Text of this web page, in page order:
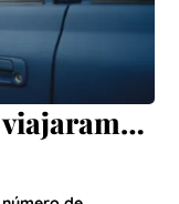
se
viajante,